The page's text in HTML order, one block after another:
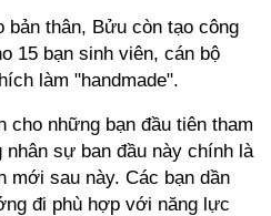
bản thân, Bửu còn tạo công
15 bạn sinh viên, cán bộ
làm "handmade".
cho những bạn đầu tiên tham
sự ban đầu này chính là
mới sau này. Các bạn dần
đi phù hợp với năng lực